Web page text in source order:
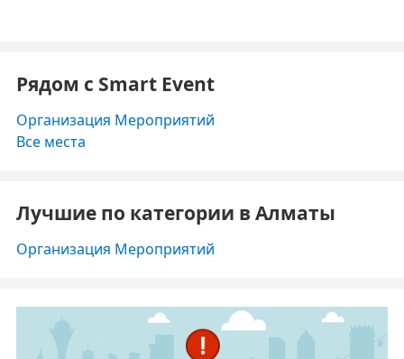
Рядом с Smart Event
Организация Мероприятий
Все места
Лучшие по категории в Алматы
Организация Мероприятий